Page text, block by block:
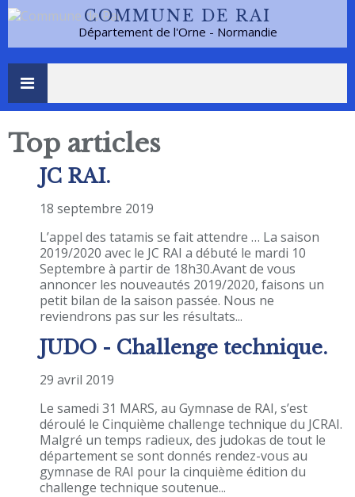
COMMUNE DE RAI
Département de l'Orne - Normandie
Top articles
JC RAI.
18 septembre 2019
L’appel des tatamis se fait attendre … La saison
2019/2020 avec le JC RAI a débuté le mardi 10
Septembre à partir de 18h30.Avant de vous
annoncer les nouveautés 2019/2020, faisons un
petit bilan de la saison passée. Nous ne
reviendrons pas sur les résultats...
JUDO - Challenge technique.
29 avril 2019
Le samedi 31 MARS, au Gymnase de RAI, s’est
déroulé le Cinquième challenge technique du JCRAI.
Malgré un temps radieux, des judokas de tout le
département se sont donnés rendez-vous au
gymnase de RAI pour la cinquième édition du
challenge technique soutenue...